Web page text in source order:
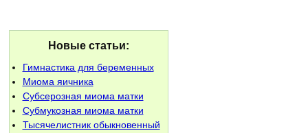
Новые статьи:
Гимнастика для беременных
Миома яичника
Субсерозная миома матки
Субмукозная миома матки
Тысячелистник обыкновенный